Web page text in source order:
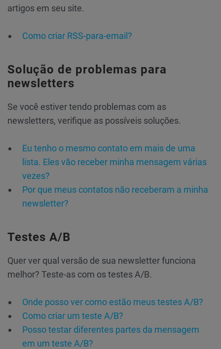
artigos em seu site.
Como criar RSS-para-email?
Solução de problemas para
newsletters
Se você estiver tendo problemas com as
newsletters, verifique as possíveis soluções.
Eu tenho o mesmo contato em mais de uma
lista. Eles vão receber minha mensagem várias
vezes?
Por que meus contatos não receberam a minha
newsletter?
Testes A/B
Quer ver qual versão de sua newsletter funciona
melhor? Teste-as com os testes A/B.
Onde posso ver como estão meus testes A/B?
Como criar um teste A/B?
Posso testar diferentes partes da mensagem
em um teste A/B?